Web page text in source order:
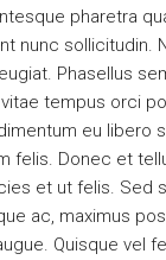
pharetra
nunc sollicitudin.
Phasellus
tempus orci
eu libero
felis. Donec et
et ut felis. Sed
ac, maximus
Quisque vel